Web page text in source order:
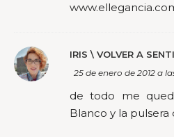
IRIS \ VOLVER A
25 de enero de 2012 a
de todo me
Blanco y la pulsera